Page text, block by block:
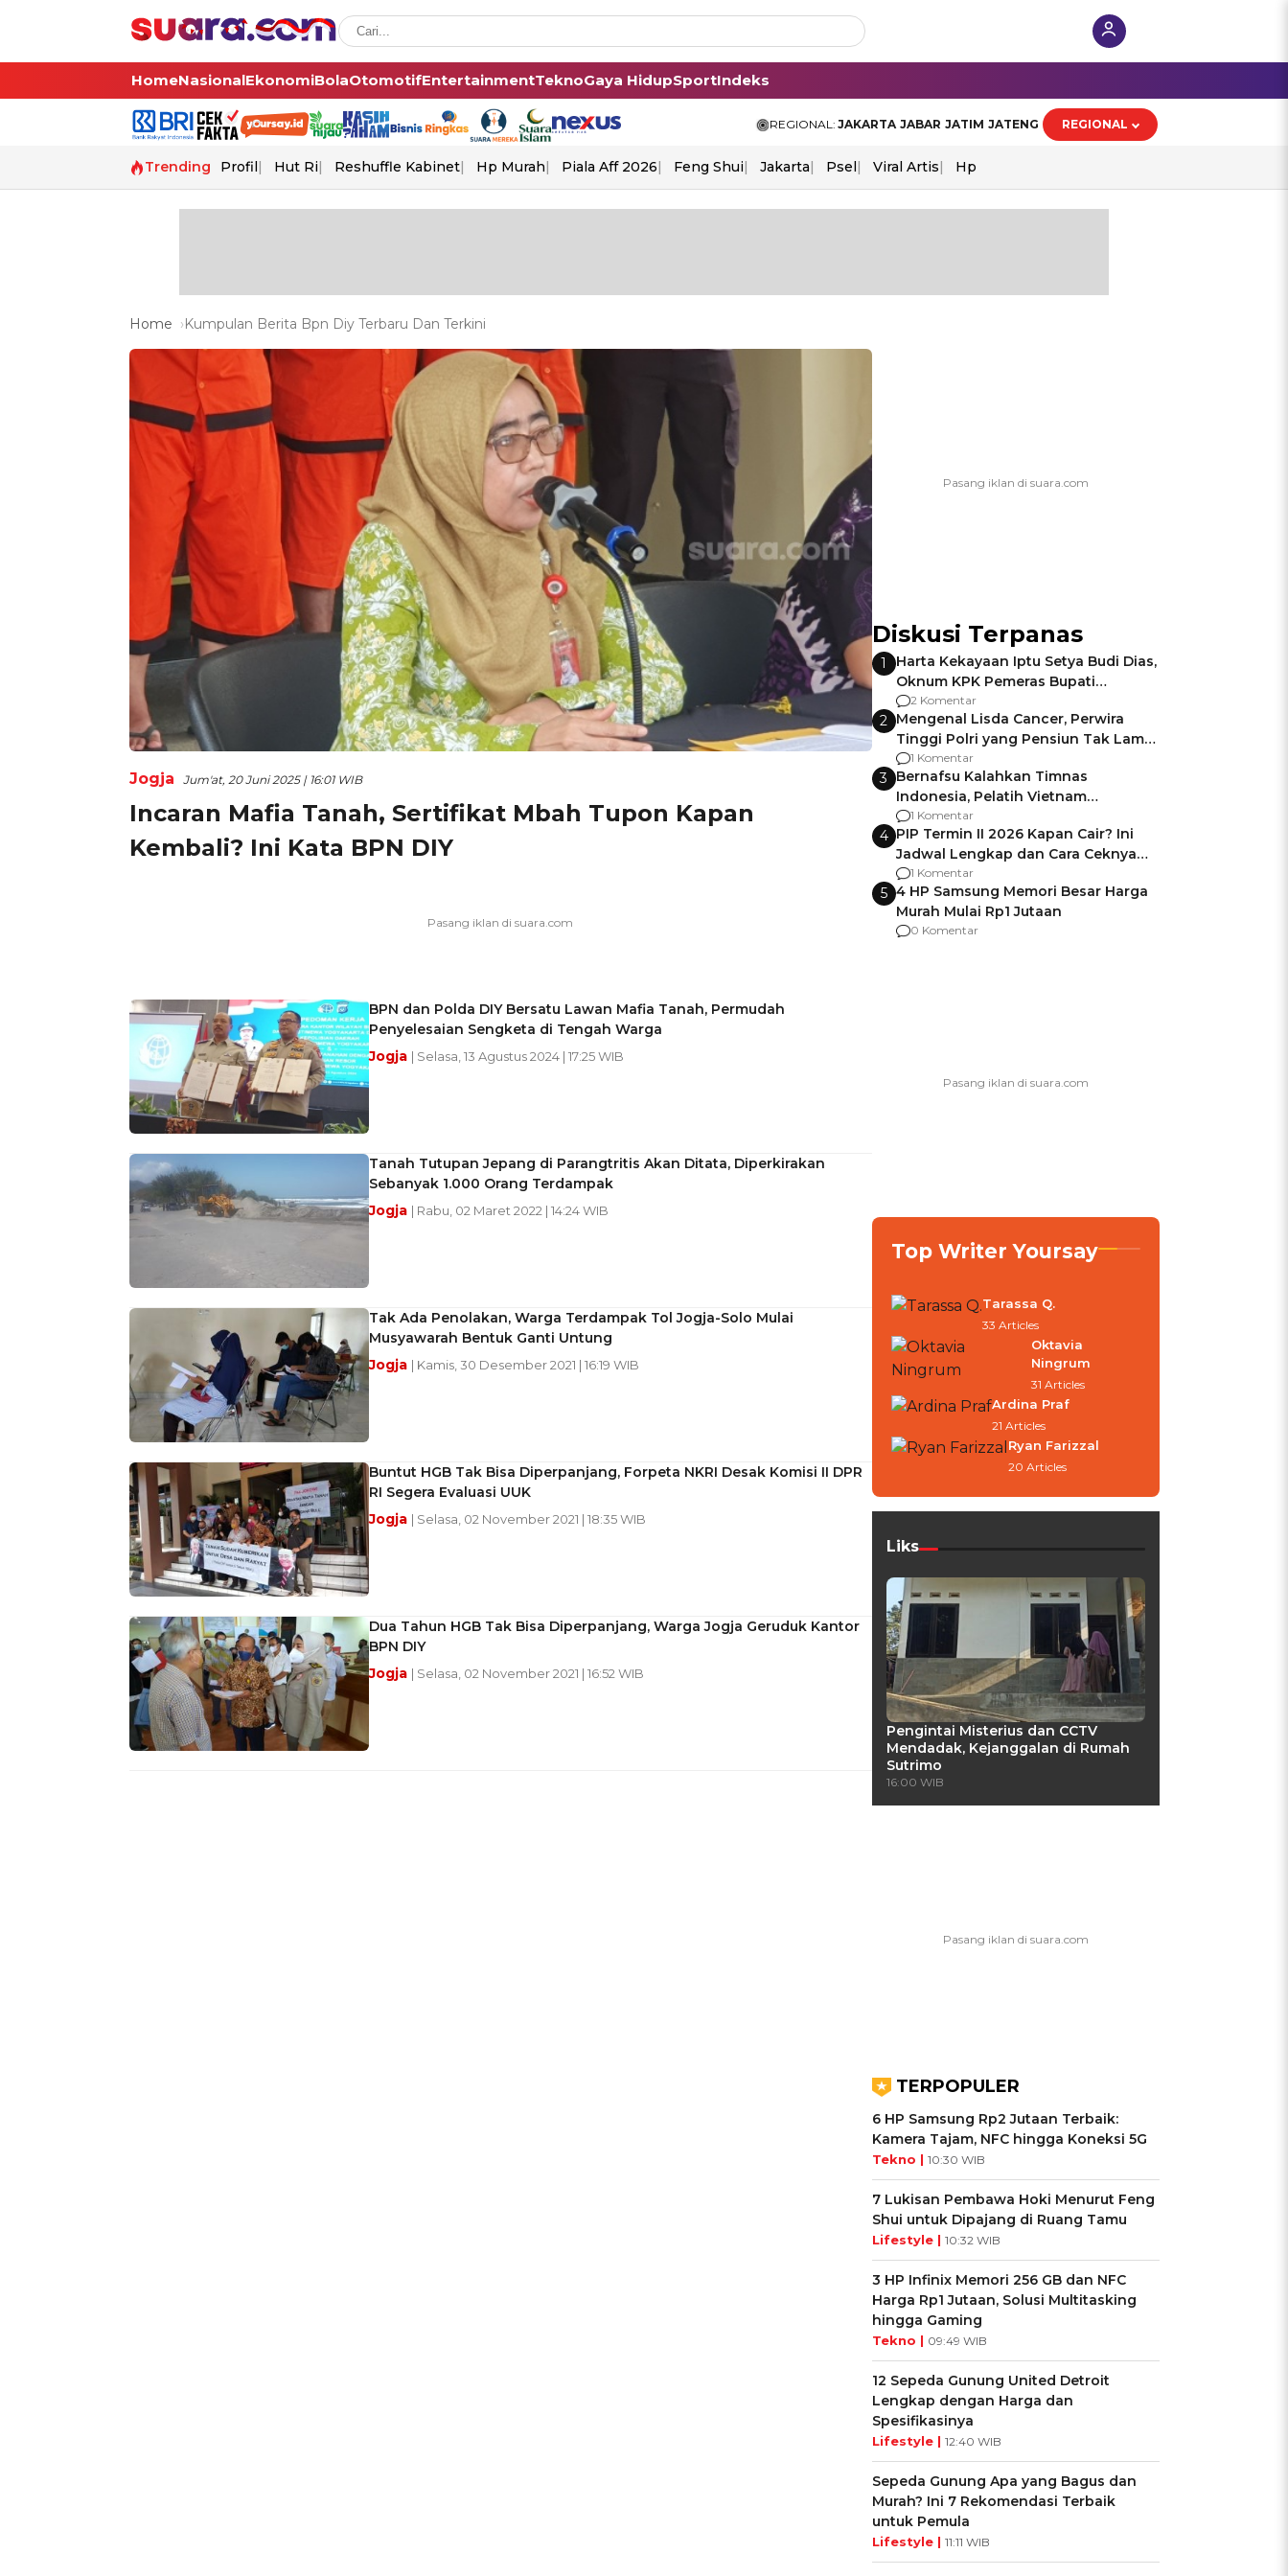
HomeNasionalEkonomiBolaOtomotifEntertainmentTeknoGaya HidupSportIndeks
REGIONAL: JAKARTA JABAR JATIM JATENG REGIONAL
Trending Profil Hut Ri Reshuffle Kabinet Hp Murah Piala Aff 2026 Feng Shui Jakarta Psel Viral Artis Hp
Home Kumpulan Berita Bpn Diy Terbaru Dan Terkini
Jogja Jum'at, 20 Juni 2025 | 16:01 WIB
Incaran Mafia Tanah, Sertifikat Mbah Tupon Kapan
Kembali? Ini Kata BPN DIY
BPN dan Polda DIY Bersatu Lawan Mafia Tanah, Permudah
Penyelesaian Sengketa di Tengah Warga
Jogja | Selasa, 13 Agustus 2024 | 17:25 WIB
Tanah Tutupan Jepang di Parangtritis Akan Ditata, Diperkirakan
Sebanyak 1.000 Orang Terdampak
Jogja | Rabu, 02 Maret 2022 | 14:24 WIB
Tak Ada Penolakan, Warga Terdampak Tol Jogja-Solo Mulai
Musyawarah Bentuk Ganti Untung
Jogja | Kamis, 30 Desember 2021 | 16:19 WIB
Buntut HGB Tak Bisa Diperpanjang, Forpeta NKRI Desak Komisi II DPR
RI Segera Evaluasi UUK
Jogja | Selasa, 02 November 2021 | 18:35 WIB
Dua Tahun HGB Tak Bisa Diperpanjang, Warga Jogja Geruduk Kantor
BPN DIY
Jogja | Selasa, 02 November 2021 | 16:52 WIB
Diskusi Terpanas
1
Harta Kekayaan Iptu Setya Budi Dias,
Oknum KPK Pemeras Bupati
Pemalang
2 Komentar
2 Mengenal Lisda Cancer, Perwira
Tinggi Polri yang Pensiun Tak Lama
Usai Jadi Brigjen
1 Komentar
3 Bernafsu Kalahkan Timnas
Indonesia, Pelatih Vietnam
Berencana Pakai Jimat di Pakansari
1 Komentar
4 PIP Termin II 2026 Kapan Cair? Ini
Jadwal Lengkap dan Cara Ceknya
agar Dana Tidak Hangus!
1 Komentar
5 4 HP Samsung Memori Besar Harga
Murah Mulai Rp1 Jutaan
0 Komentar
Top Writer Yoursay
Tarassa Q.
33 Articles
Oktavia
Ningrum
31 Articles
Ardina Praf
21 Articles
Ryan Farizzal
20 Articles
Liks
Pengintai Misterius dan CCTV
Mendadak, Kejanggalan di Rumah
Sutrimo
16:00 WIB
TERPOPULER
6 HP Samsung Rp2 Jutaan Terbaik:
Kamera Tajam, NFC hingga Koneksi 5G
Tekno | 10:30 WIB
7 Lukisan Pembawa Hoki Menurut Feng
Shui untuk Dipajang di Ruang Tamu
Lifestyle | 10:32 WIB
3 HP Infinix Memori 256 GB dan NFC
Harga Rp1 Jutaan, Solusi Multitasking
hingga Gaming
Tekno | 09:49 WIB
12 Sepeda Gunung United Detroit
Lengkap dengan Harga dan
Spesifikasinya
Lifestyle | 12:40 WIB
Sepeda Gunung Apa yang Bagus dan
Murah? Ini 7 Rekomendasi Terbaik
untuk Pemula
Lifestyle | 11:11 WIB